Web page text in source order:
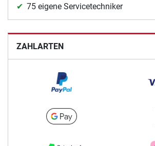
75 eigene Servicetechniker
ZAHLARTEN